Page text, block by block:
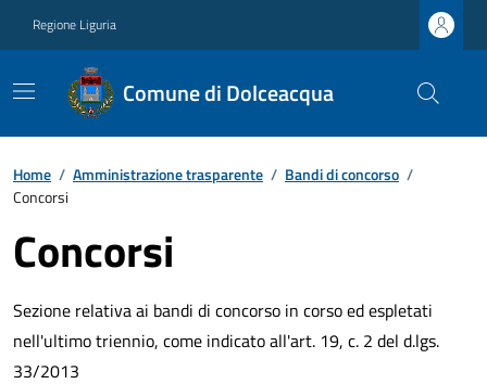
Regione Liguria
Comune di Dolceacqua
Home / Amministrazione trasparente / Bandi di concorso /
Concorsi
Concorsi
Sezione relativa ai bandi di concorso in corso ed espletati
nell'ultimo triennio, come indicato all'art. 19, c. 2 del d.lgs.
33/2013